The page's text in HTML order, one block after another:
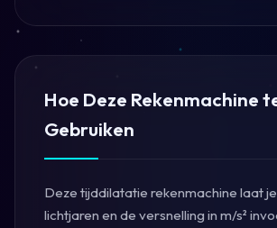
Hoe Deze Rekenmachine
Gebruiken
Deze tijddilatatie rekenmachine laat
lichtjaren en de versnelling in m/s²